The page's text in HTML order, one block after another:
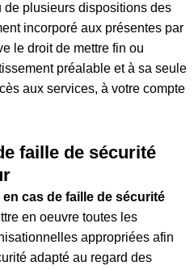
de plusieurs dispositions des
incorporé aux présentes par
le droit de mettre fin ou
préalable et à sa seule
aux services, à votre compte
faille de sécurité
en cas de faille de sécurité
en oeuvre toutes les
appropriées afin
adapté au regard des